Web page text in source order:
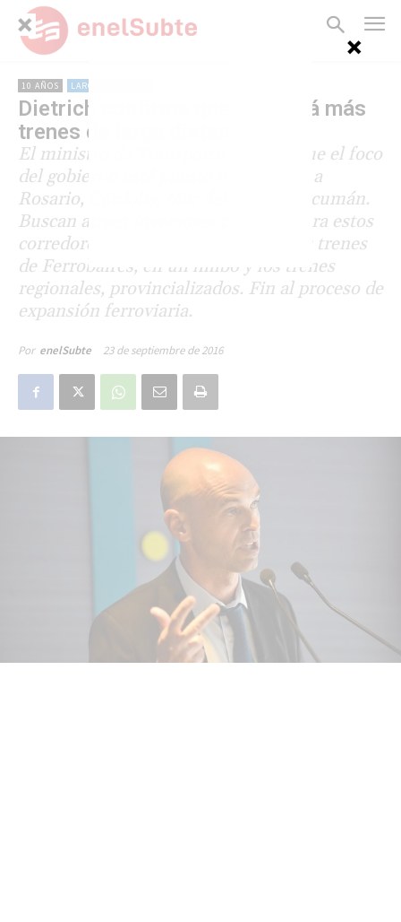
10 AÑOS LARGA DISTANCIA
Dietrich confirma que no habrá más
trenes de larga distancia
El ministro de Transporte aseguró que el foco
del gobierno está puesto en las rutas a
Rosario, Córdoba, Mar del Plata y Tucumán.
Buscan atraer inversores privados para estos
corredores. Los demás servicios y los trenes
de Ferrobaires, en un limbo y los trenes
regionales, provincializados. Fin al proceso de
expansión ferroviaria.
Por enelSubte 23 de septiembre de 2016